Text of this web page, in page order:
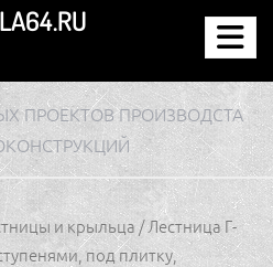
ПРОЕКТОВ ПРОИЗВОДСТА
и крыльца / Лестница Г-
под плитку,